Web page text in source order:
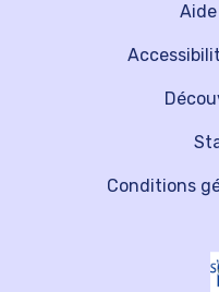
Conditions